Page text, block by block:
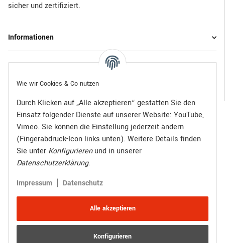
Alle akzeptieren
Konfigurieren
Wie wir Cookies & Co nutzen
Durch Klicken auf „Alle akzeptieren“ gestatten Sie den
Einsatz folgender Dienste auf unserer Website: YouTube,
Vimeo. Sie können die Einstellung jederzeit ändern
(Fingerabdruck-Icon links unten). Weitere Details finden
Sie unter Konfigurierenund in unserer
Datenschutzerklärung.
Impressum Datenschutz
sicher und zertifiziert.
Informationen
Gesetzliche Informationen
Bezahlen Sie bequem per:
Zugestellt durch:
Vertrag widerrufen